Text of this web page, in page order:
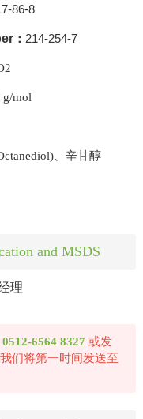
86-8
： 214-254-7
g/mol
、辛甘醇
and MSDS
理
0512-6564 8327 或发
我们将第一时间发送至